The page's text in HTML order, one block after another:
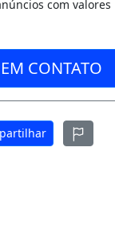
com valores
CONTATO